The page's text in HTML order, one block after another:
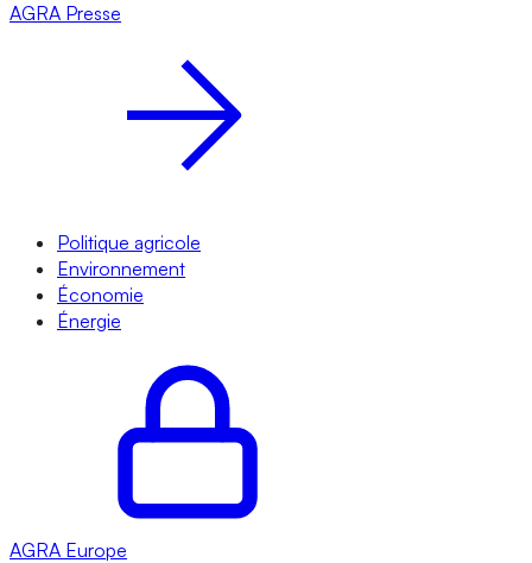
AGRA Presse
Politique agricole
Environnement
Économie
Énergie
AGRA Europe